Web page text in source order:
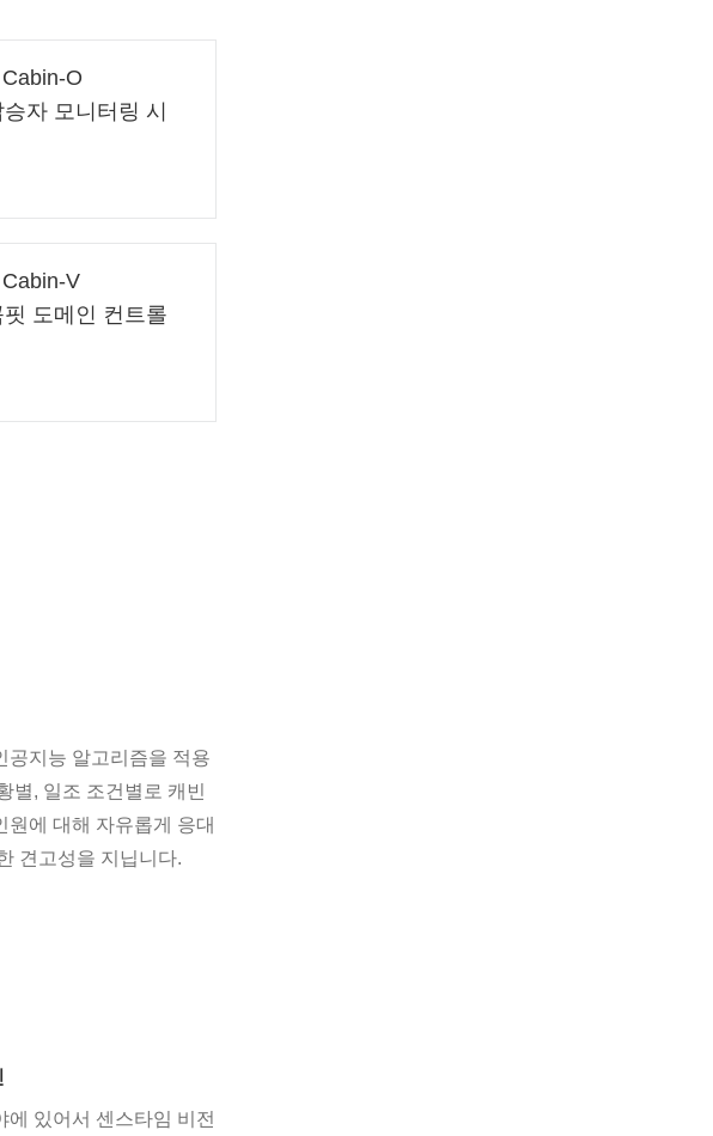
O
자 모니터링 시
V
도메인 컨트롤
공지능 알고리즘을 적용
별, 일조 조건별로 캐빈
원에 대해 자유롭게 응대
견고성을 지닙니다.
에 있어서 센스타임 비전